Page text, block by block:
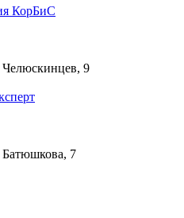
КорБиС
Челюскинцев, 9
Батюшкова, 7